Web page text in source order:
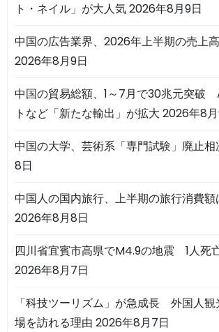
ト・ネイル」が大人気2026年8月9日
中国の広告業界、2026年上半期の売上
2026年8月9日
中国の貿易総額、1～7月で30兆元突破
トなど「新たな輸出」が拡大 2026年8
中国の大学、芸術系「専門試験」廃止相
8日
中国人の国内旅行、上半期の旅行消費
2026年8月8日
四川省宜賓市高県でM4.9の地震 1人死
2026年8月7日
「科技ツーリズム」が急成長 外国人
場を訪れる理由 2026年8月7日